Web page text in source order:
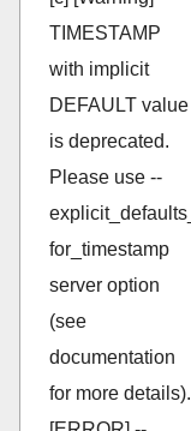
TIMESTAMP
with implicit
DEFAULT value
is deprecated.
Please use --
explicit_defaults_
for_timestamp
server option
(see
documentation
for more details).